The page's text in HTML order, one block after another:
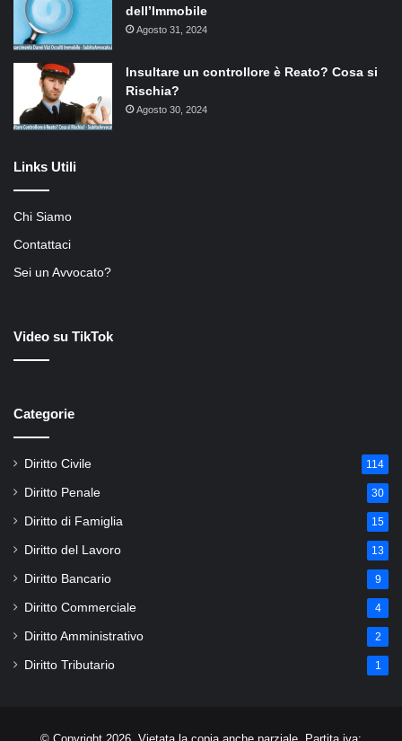
dell’Immobile
Agosto 31, 2024
Insultare un controllore è Reato? Cosa si
Rischia?
Agosto 30, 2024
Links Utili
Chi Siamo
Contattaci
Sei un Avvocato?
Video su TikTok
Categorie
Diritto Civile 114
Diritto Penale 30
Diritto di Famiglia 15
Diritto del Lavoro 13
Diritto Bancario 9
Diritto Commerciale 4
Diritto Amministrativo 2
Diritto Tributario 1